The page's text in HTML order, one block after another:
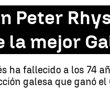
Peter
la mejor
ha fallecido a los 74
galesa que ganó el